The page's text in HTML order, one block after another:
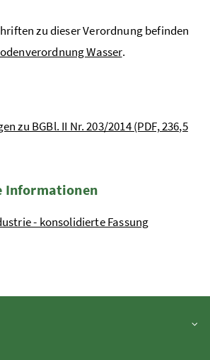
zu dieser Verordnung befinden
Wasser.
zu BGBl. II Nr. 203/2014 (PDF, 236,5
Informationen
- konsolidierte Fassung